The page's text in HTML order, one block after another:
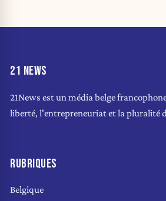
21 NEWS
21News est un média belge
liberté, l'entrepreneuriat et la pluralité
RUBRIQUES
Belgique